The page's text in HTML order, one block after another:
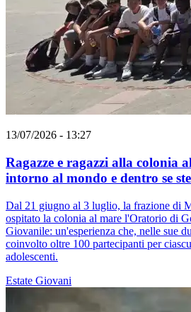
13/07/2026 - 13:27
Ragazze e ragazzi alla colonia
intorno al mondo e dentro se
Dal 21 giugno al 3 luglio, la frazione di
ospitato la colonia al mare l'Oratorio di
Giovanile: un'esperienza che, nelle sue
coinvolto oltre 100 partecipanti per
adolescenti.
Estate Giovani